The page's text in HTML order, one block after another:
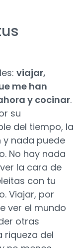
viajar,
me han
y cocinar.
su
del tiempo, la
nada puede
No hay nada
la cara de
con tu
Viajar, por
ver el mundo
otras
riqueza del